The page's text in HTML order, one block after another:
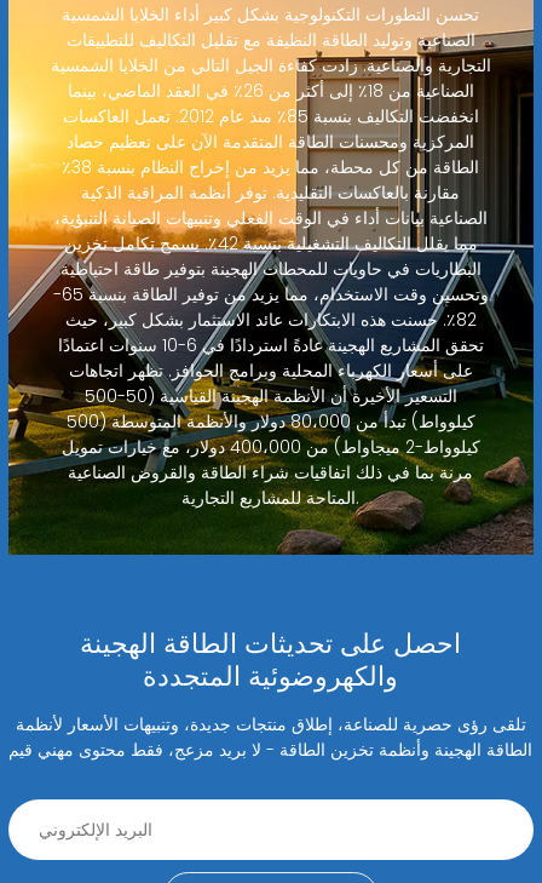
تحسن التطورات التكنولوجية بشكل كبير أداء الخلايا الشمسية
الصناعية وتوليد الطاقة النظيفة مع تقليل التكاليف للتطبيقات
التجارية والصناعية. زادت كفاءة الجيل التالي من الخلايا الشمسية
الصناعية من 18٪ إلى أكثر من 26٪ في العقد الماضي، بينما
انخفضت التكاليف بنسبة 85٪ منذ عام 2012. تعمل العاكسات
المركزية ومحسنات الطاقة المتقدمة الآن على تعظيم حصاد
الطاقة من كل محطة، مما يزيد من إخراج النظام بنسبة 38٪
مقارنة بالعاكسات التقليدية. توفر أنظمة المراقبة الذكية
الصناعية بيانات أداء في الوقت الفعلي وتنبيهات الصيانة التنبؤية،
مما يقلل التكاليف التشغيلية بنسبة 42٪. يسمح تكامل تخزين
البطاريات في حاويات للمحطات الهجينة بتوفير طاقة احتياطية
وتحسين وقت الاستخدام، مما يزيد من توفير الطاقة بنسبة 65-
82٪. حسنت هذه الابتكارات عائد الاستثمار بشكل كبير، حيث
تحقق المشاريع الهجينة عادةً استردادًا في 6-10 سنوات اعتمادًا
على أسعار الكهرباء المحلية وبرامج الحوافز. تظهر اتجاهات
التسعير الأخيرة أن الأنظمة الهجينة القياسية (50-500
كيلوواط) تبدأ من 80،000 دولار والأنظمة المتوسطة (500
كيلوواط-2 ميجاواط) من 400،000 دولار، مع خيارات تمويل
مرنة بما في ذلك اتفاقيات شراء الطاقة والقروض الصناعية
المتاحة للمشاريع التجارية.
احصل على تحديثات الطاقة الهجينة
والكهروضوئية المتجددة
تلقى رؤى حصرية للصناعة، إطلاق منتجات جديدة، وتنبيهات الأسعار لأنظمة
الطاقة الهجينة وأنظمة تخزين الطاقة - لا بريد مزعج، فقط محتوى مهني قيم